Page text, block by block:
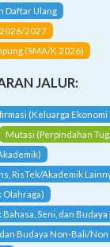
Daftar Ulang
2026/2027
(SMA/K 2026)
JALUR:
(Keluarga Ekonomi
Mutasi (Perpindahan
RisTek/Akademik
Olahraga)
Seni, dan Budaya
Budaya Non-Bali/